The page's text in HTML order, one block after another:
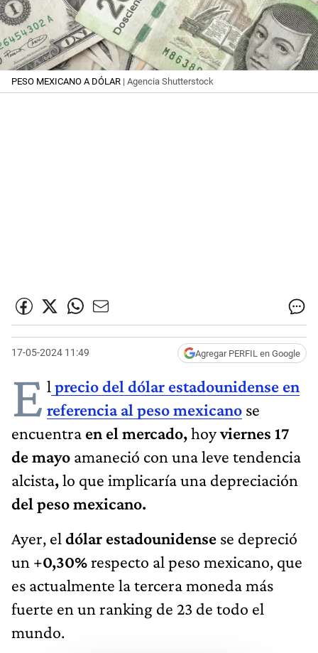
PESO MEXICANO A DÓLAR | Agencia Shutterstock
17-05-2024 11:49 Agregar PERFIL en Google
E l precio del dólar estadounidense en
referencia al peso mexicano se
encuentra en el mercado,hoyviernes 17
de mayo amaneció con una leve tendencia
alcista,lo que implicaría una depreciación
del peso mexicano.
Ayer, el dólar estadounidense se depreció
un +0,30%respecto al peso mexicano, que
es actualmente la tercera moneda más
fuerte en un ranking de 23 de todo el
mundo.